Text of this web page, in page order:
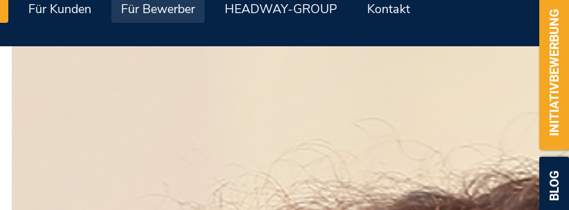
Für Kunden Für Bewerber HEADWAY-GROUP Kontakt INITIATIVBEWERBUNG
BLOG